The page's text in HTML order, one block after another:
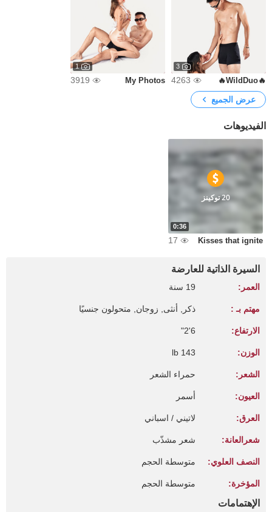
3
🔥WildDuo🔥
4263
1
My Photos
3919
عرض الجميع
الفيديوهات
0:36
20 توكينز
Kisses that ignite
17
السيرة الذاتية للعارضة
العمر: 19 سنة
مهتم بـ : ذكر, أنثى, زوجان, متحولون جنسيًا
الارتفاع: 6'2"
الوزن: 143 lb
الشعر: حمراء الشعر
العيون: أسمر
العرق: لاتيني / اسباني
شعرالعانة: شعر مشذّب
النصف العلوي: متوسطة الحجم
المؤخرة: متوسطة الحجم
الإهتمامات